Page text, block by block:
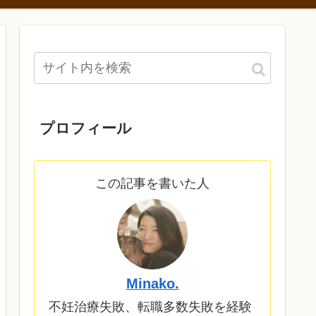
プロフィール
この記事を書いた人
Minako.
不妊治療失敗、転職多数失敗を経験